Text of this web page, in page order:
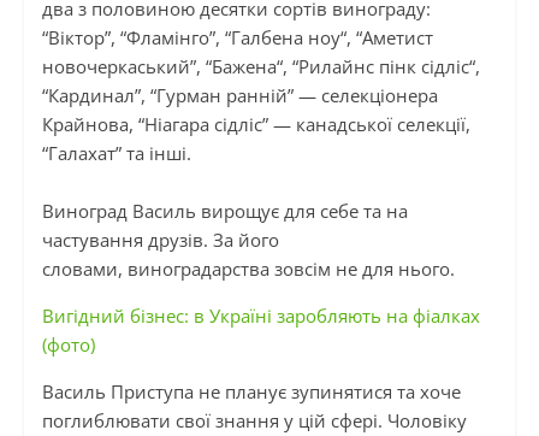
два з половиною десятки сортів винограду:
“Віктор”, “Фламінго”, “Галбена ноу“, “Аметист
новочеркаський”, “Бажена“, “Рилайнс пінк сідліс“,
“Кардинал”, “Гурман ранній” — селекціонера
Крайнова, “Ніагара сідліс” — канадської селекції,
“Галахат” та інші.
Виноград Василь вирощує для себе та на
частування друзів. За його
словами, виноградарства зовсім не для нього.
Вигідний бізнес: в Україні заробляють на фіалках
(фото)
Василь Приступа не планує зупинятися та хоче
поглиблювати свої знання у цій сфері. Чоловіку